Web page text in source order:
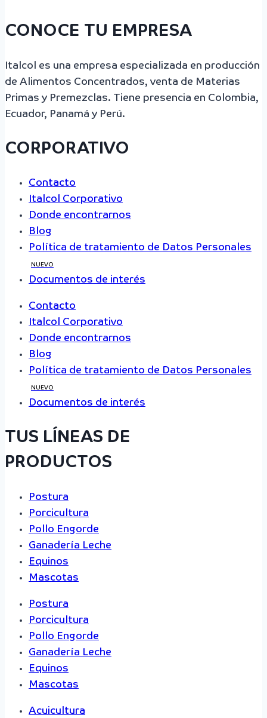
CONOCE TU EMPRESA
Italcol es una empresa especializada en producción
de Alimentos Concentrados, venta de Materias
Primas y Premezclas. Tiene presencia en Colombia,
Ecuador, Panamá y Perú.
CORPORATIVO
Contacto
Italcol Corporativo
Donde encontrarnos
Blog
Política de tratamiento de Datos Personales
NUEVO
Documentos de interés
Contacto
Italcol Corporativo
Donde encontrarnos
Blog
Política de tratamiento de Datos Personales
NUEVO
Documentos de interés
TUS LÍNEAS DE
PRODUCTOS
Postura
Porcicultura
Pollo Engorde
Ganadería Leche
Equinos
Mascotas
Postura
Porcicultura
Pollo Engorde
Ganadería Leche
Equinos
Mascotas
Acuicultura